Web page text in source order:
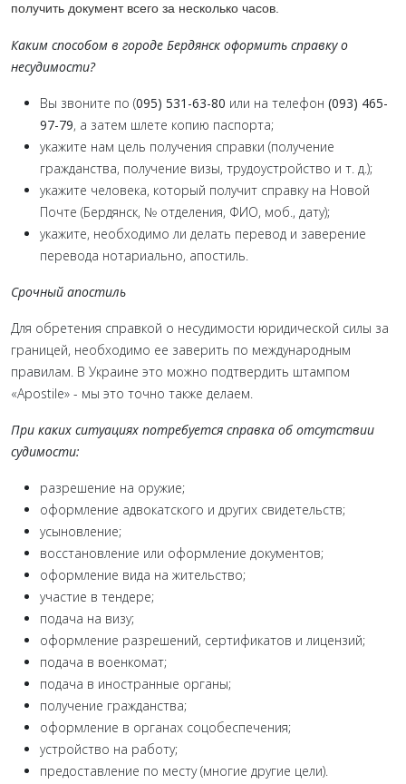
получить документ всего за несколько часов.
Каким способом в городе Бердянск оформить справку о
несудимости?
Вы звоните по (095) 531-63-80 или на телефон (093) 465-
97-79, а затем шлете копию паспорта;
укажите нам цель получения справки (получение
гражданства, получение визы, трудоустройство и т. д.);
укажите человека, который получит справку на Новой
Почте (Бердянск, № отделения, ФИО, моб., дату);
укажите, необходимо ли делать перевод и заверение
перевода нотариально, апостиль.
Срочный апостиль
Для обретения справкой о несудимости юридической силы за
границей, необходимо ее заверить по международным
правилам. В Украине это можно подтвердить штампом
«Apostile» - мы это точно также делаем.
При каких ситуациях потребуется справка об отсутствии
судимости:
разрешение на оружие;
оформление адвокатского и других свидетельств;
усыновление;
восстановление или оформление документов;
оформление вида на жительство;
участие в тендере;
подача на визу;
оформление разрешений, сертификатов и лицензий;
подача в военкомат;
подача в иностранные органы;
получение гражданства;
оформление в органах соцобеспечения;
устройство на работу;
предоставление по месту (многие другие цели).